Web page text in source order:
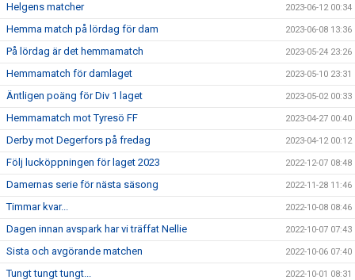
Helgens matcher 2023-06-12 00:34
Hemma match på lördag för dam 2023-06-08 13:36
På lördag är det hemmamatch 2023-05-24 23:26
Hemmamatch för damlaget 2023-05-10 23:31
Äntligen poäng för Div 1 laget 2023-05-02 00:33
Hemmamatch mot Tyresö FF 2023-04-27 00:40
Derby mot Degerfors på fredag 2023-04-12 00:12
Följ lucköppningen för laget 2023 2022-12-07 08:48
Damernas serie för nästa säsong 2022-11-28 11:46
Timmar kvar... 2022-10-08 08:46
Dagen innan avspark har vi träffat Nellie 2022-10-07 07:43
Sista och avgörande matchen 2022-10-06 07:40
Tungt tungt tungt... 2022-10-01 08:31